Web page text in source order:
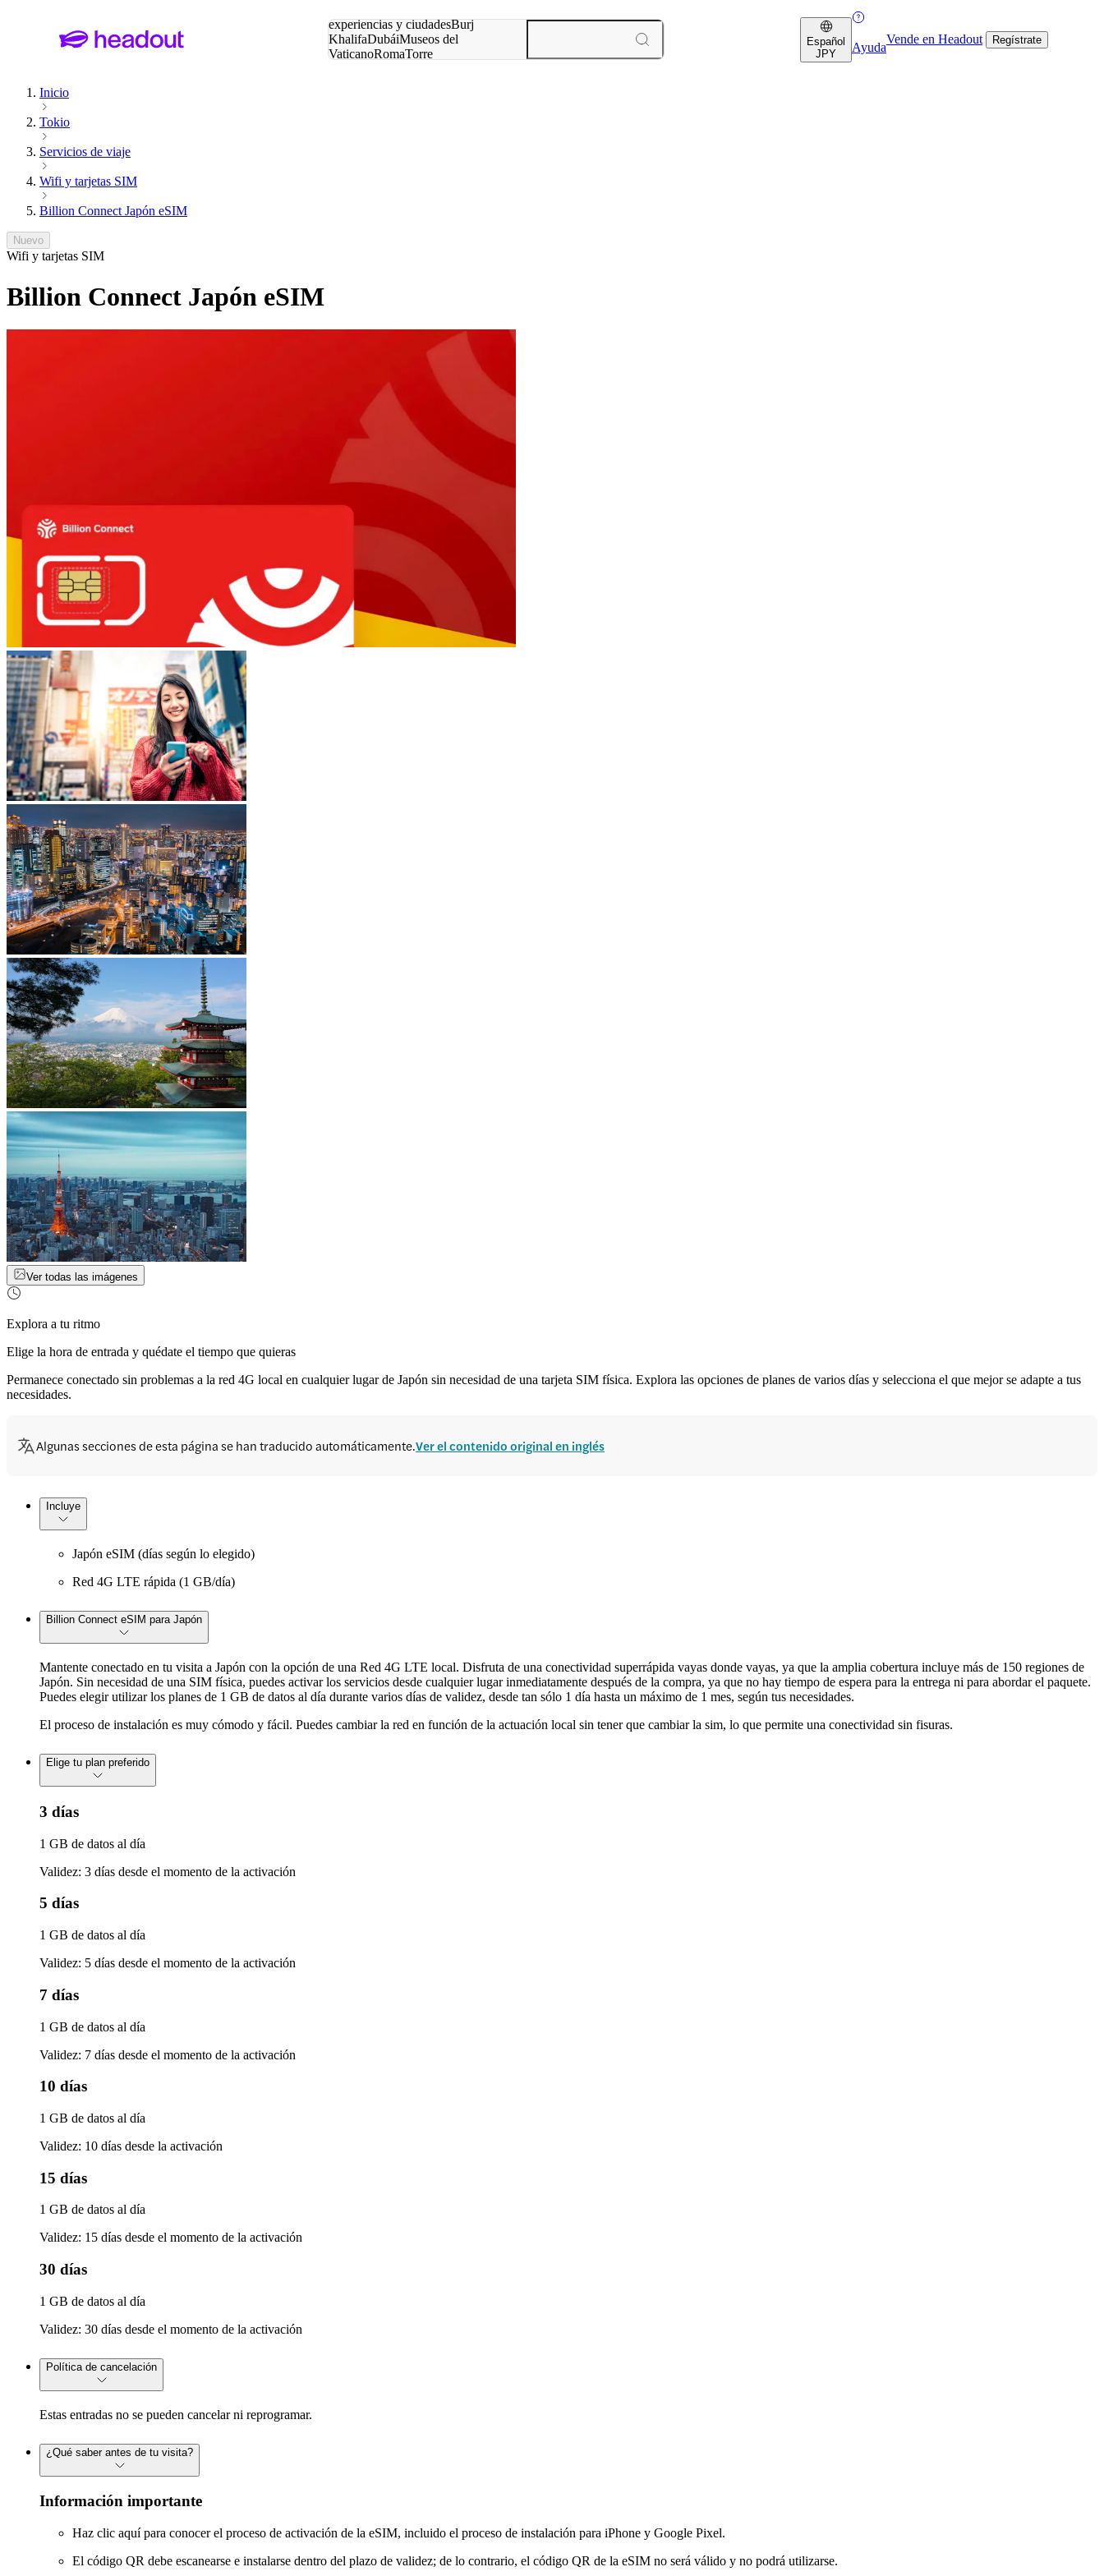
experiencias y ciudadesBurj
KhalifaDubáiMuseos del
VaticanoRomaTorre
Español
JPY
Ayuda
Vende en Headout Regístrate
Inicio
Tokio
Servicios de viaje
Wifi y tarjetas SIM
Billion Connect Japón eSIM
Nuevo
Wifi y tarjetas SIM
Billion Connect Japón eSIM
Ver todas las imágenes
Explora a tu ritmo
Elige la hora de entrada y quédate el tiempo que quieras
Permanece conectado sin problemas a la red 4G local en cualquier lugar de Japón sin necesidad de una tarjeta SIM física. Explora las opciones de planes de varios días y selecciona el que mejor se adapte a tus
necesidades.
Algunas secciones de esta página se han traducido automáticamente.Ver el contenido original en inglés
Incluye
Japón eSIM (días según lo elegido)
Red 4G LTE rápida (1 GB/día)
Billion Connect eSIM para Japón
Mantente conectado en tu visita a Japón con la opción de una Red 4G LTE local. Disfruta de una conectividad superrápida vayas donde vayas, ya que la amplia cobertura incluye más de 150 regiones de
Japón. Sin necesidad de una SIM física, puedes activar los servicios desde cualquier lugar inmediatamente después de la compra, ya que no hay tiempo de espera para la entrega ni para abordar el paquete.
Puedes elegir utilizar los planes de 1 GB de datos al día durante varios días de validez, desde tan sólo 1 día hasta un máximo de 1 mes, según tus necesidades.
El proceso de instalación es muy cómodo y fácil. Puedes cambiar la red en función de la actuación local sin tener que cambiar la sim, lo que permite una conectividad sin fisuras.
Elige tu plan preferido
3 días
1 GB de datos al día
Validez: 3 días desde el momento de la activación
5 días
1 GB de datos al día
Validez: 5 días desde el momento de la activación
7 días
1 GB de datos al día
Validez: 7 días desde el momento de la activación
10 días
1 GB de datos al día
Validez: 10 días desde la activación
15 días
1 GB de datos al día
Validez: 15 días desde el momento de la activación
30 días
1 GB de datos al día
Validez: 30 días desde el momento de la activación
Política de cancelación
Estas entradas no se pueden cancelar ni reprogramar.
¿Qué saber antes de tu visita?
Información importante
Haz clic aquípara conocer el proceso de activación de la eSIM, incluido el proceso de instalación para iPhone y Google Pixel.
El código QR debe escanearse e instalarse dentro del plazo de validez; de lo contrario, el código QR de la eSIM no será válido y no podrá utilizarse.